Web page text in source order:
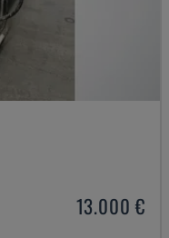
13.000 €